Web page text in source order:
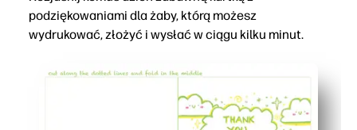
podziękowaniami dla żaby, którą możesz
wydrukować, złożyć i wysłać w ciągu kilku minut.
Wygoda bez przygotowania - wystarczy wydrukować
Angażuje dzieci - przyjazna żaba sprawia, że pisanie
Przyjazny do klasy - idealny do szybkich działań z